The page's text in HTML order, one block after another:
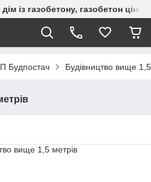
із газобетону, газобетон
Будпостач Будівництво вище